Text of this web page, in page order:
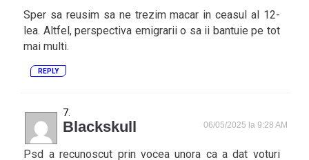
Sper sa reusim sa ne trezim macar in ceasul al 12-
lea. Altfel, perspectiva emigrarii o sa ii bantuie pe tot
mai multi.
REPLY
Blackskull 06/05/2025 la 9:28 AM
Psd a recunoscut prin vocea unora ca a dat voturi